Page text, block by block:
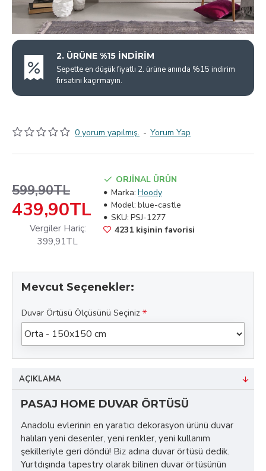
2. ÜRÜNE %15 İNDİRİM
Sepette en düşük fiyatlı 2. ürüne anında %15 indirim
fırsatını kaçırmayın.
0 yorum yapılmış. - Yorum Yap
439,90TL
599,90TL
Vergiler Hariç:
399,91TL
ORJİNAL ÜRÜN
Marka: Hoody
Model: blue-castle
SKU: PSJ-1277
4231 kişinin favorisi
Mevcut Seçenekler:
Duvar Örtüsü Ölçüsünü Seçiniz
AÇIKLAMA
PASAJ HOME DUVAR ÖRTÜSÜ
Anadolu evlerinin en yaratıcı dekorasyon ürünü duvar
halıları yeni desenler, yeni renkler, yeni kullanım
şekilleriyle geri döndü! Biz adına duvar örtüsü dedik.
Yurtdışında tapestry olarak bilinen duvar örtüsünün